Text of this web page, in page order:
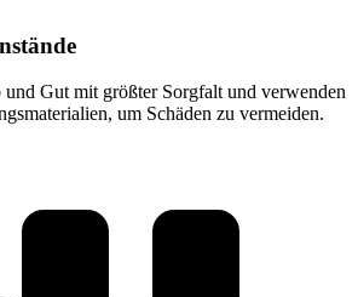
Gut mit größter Sorgfalt und verwenden
um Schäden zu vermeiden.